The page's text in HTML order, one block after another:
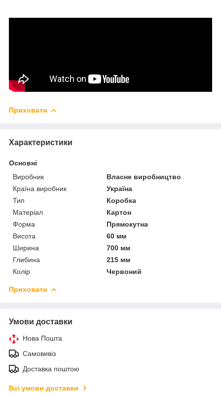
Приховати
Характеристики
Основні
Виробник
Власне виробництво
Країна виробник
Україна
Тип
Коробка
Матеріал
Картон
Форма
Прямокутна
Висота
60 мм
Ширина
700 мм
Глибина
215 мм
Колір
Червоний
Приховати
Умови доставки
Нова Пошта
Самовивіз
Доставка поштою
Всі умови доставки